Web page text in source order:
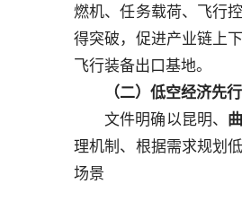
燃机、任务载荷、飞行
得突破，促进产业链上
飞行装备出口基地。
（二）低空经济先
文件明确以昆明、
理机制、根据需求规划
场景